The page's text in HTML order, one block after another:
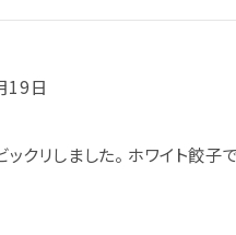
19日
クリしました。 ホワイト餃